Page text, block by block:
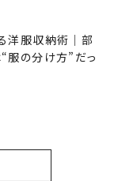
洋服収納術｜部
服の分け方”だっ